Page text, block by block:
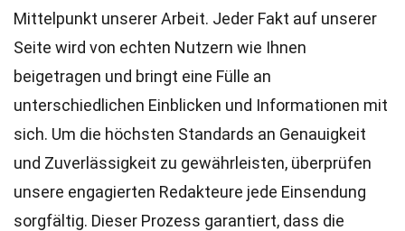
Mittelpunkt unserer Arbeit. Jeder Fakt auf unserer
Seite wird von echten Nutzern wie Ihnen
beigetragen und bringt eine Fülle an
unterschiedlichen Einblicken und Informationen mit
sich. Um die höchsten Standards an Genauigkeit
und Zuverlässigkeit zu gewährleisten, überprüfen
unsere engagierten Redakteure jede Einsendung
sorgfältig. Dieser Prozess garantiert, dass die